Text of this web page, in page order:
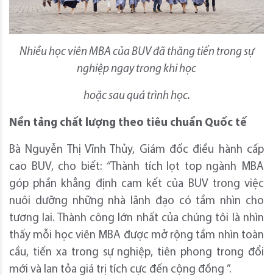
Nhiều học viên MBA của BUV đã thăng tiến trong sự
nghiệp ngay trong khi học
hoặc sau quá trình học.
Nền tảng chất lượng theo tiêu chuẩn Quốc tế
Bà Nguyễn Thị Vĩnh Thủy, Giám đốc điều hành cấp
cao BUV, cho biết: “ Thành tích
lọt top ngành MBA
góp phần khẳng định cam kết của BUV trong việc
nuôi dưỡng những nhà lãnh đạo có tầm nhìn cho
tương lai. Thành công lớn nhất của chúng tôi là nhìn
thấy mỗi học viên MBA được mở rộng tầm nhìn toàn
cầu, tiến xa trong sự nghiệp, tiên phong trong đổi
mới và lan tỏa giá trị tích cực đến cộng đồng ”.